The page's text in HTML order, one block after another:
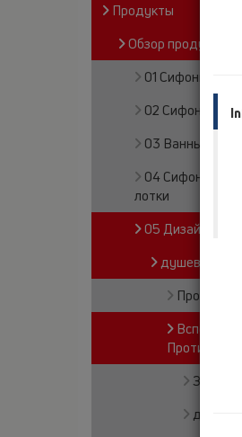
Продукты
Обзор продукта
01 Сифоны для
02 Сифоны для
03 Ванны
04 Сифоны для
лотки
05 Дизайн-
душевой
Продукты
Заглушки
другие